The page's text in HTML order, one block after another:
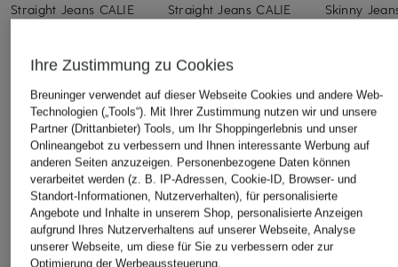
Straight Jeans CALIE
Ursprünglich: CHF 240
Straight Jeans CALIE
Ursprünglich:
Skinny
ÄHNLICHE ARTIKEL ENTDECKEN
Ihre Zustimmung zu Cookies
Breuninger verwendet auf dieser Webseite Cookies und andere Web-
Technologien („Tools“). Mit Ihrer Zustimmung nutzen wir und unsere
Partner (Drittanbieter) Tools, um Ihr Shoppingerlebnis und unser
Onlineangebot zu verbessern und Ihnen interessante Werbung auf
anderen Seiten anzuzeigen. Personenbezogene Daten können
verarbeitet werden (z. B. IP-Adressen, Cookie-ID, Browser- und
Standort-Informationen, Nutzerverhalten), für personalisierte
Angebote und Inhalte in unserem Shop, personalisierte Anzeigen
aufgrund Ihres Nutzerverhaltens auf unserer Webseite, Analyse
unserer Webseite, um diese für Sie zu verbessern oder zur
Optimierung der Werbeaussteuerung.